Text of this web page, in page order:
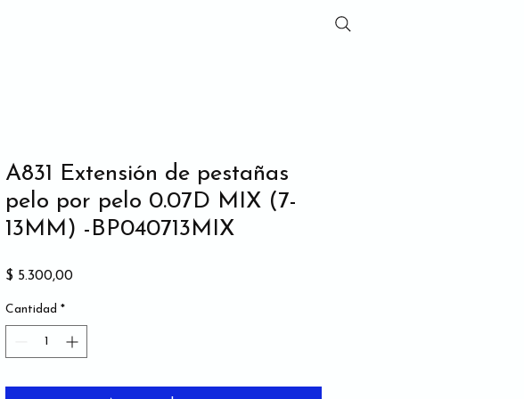
A831 Extensión de pestañas
pelo por pelo 0.07D MIX (7-
13MM) -BP040713MIX
$ 5.300,00Precio
Cantidad *